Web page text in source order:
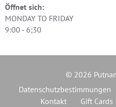
Öffnet sich:
MONDAY TO FRIDAY
9:00 - 6;30
© 2026
Datenschutzbestimmungen
Kontakt
Gift Cards